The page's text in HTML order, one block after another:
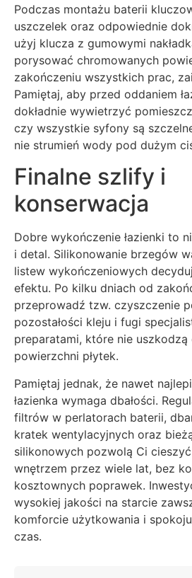
Podczas montażu baterii
uszczelek oraz odpowiednie
użyj klucza z gumowymi
porysować chromowanych
zakończeniu wszystkich prac,
Pamiętaj, aby przed oddaniem
dokładnie wywietrzyć
czy wszystkie syfony są
nie strumień wody pod dużym
Finalne szlify i
konserwacja
Dobre wykończenie łazienki to
i detal. Silikonowanie brzegów
listew wykończeniowych
efektu. Po kilku dniach od
przeprowadź tzw. czyszczenie
pozostałości kleju i fugi
preparatami, które nie
powierzchni płytek.
Pamiętaj jednak, że nawet
łazienka wymaga dbałości.
filtrów w perlatorach baterii,
kratek wentylacyjnych oraz
silikonowych pozwolą Ci
wnętrzem przez wiele lat, bez
kosztownych poprawek.
wysokiej jakości na starcie
komforcie użytkowania i
czas.